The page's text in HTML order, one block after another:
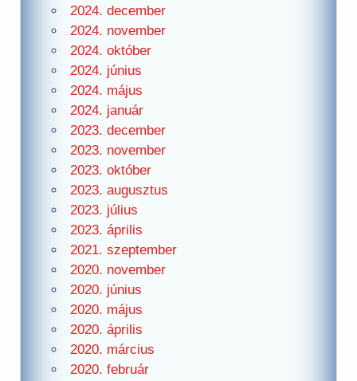
2024. december
2024. november
2024. október
2024. június
2024. május
2024. január
2023. december
2023. november
2023. október
2023. augusztus
2023. július
2023. április
2021. szeptember
2020. november
2020. június
2020. május
2020. április
2020. március
2020. február